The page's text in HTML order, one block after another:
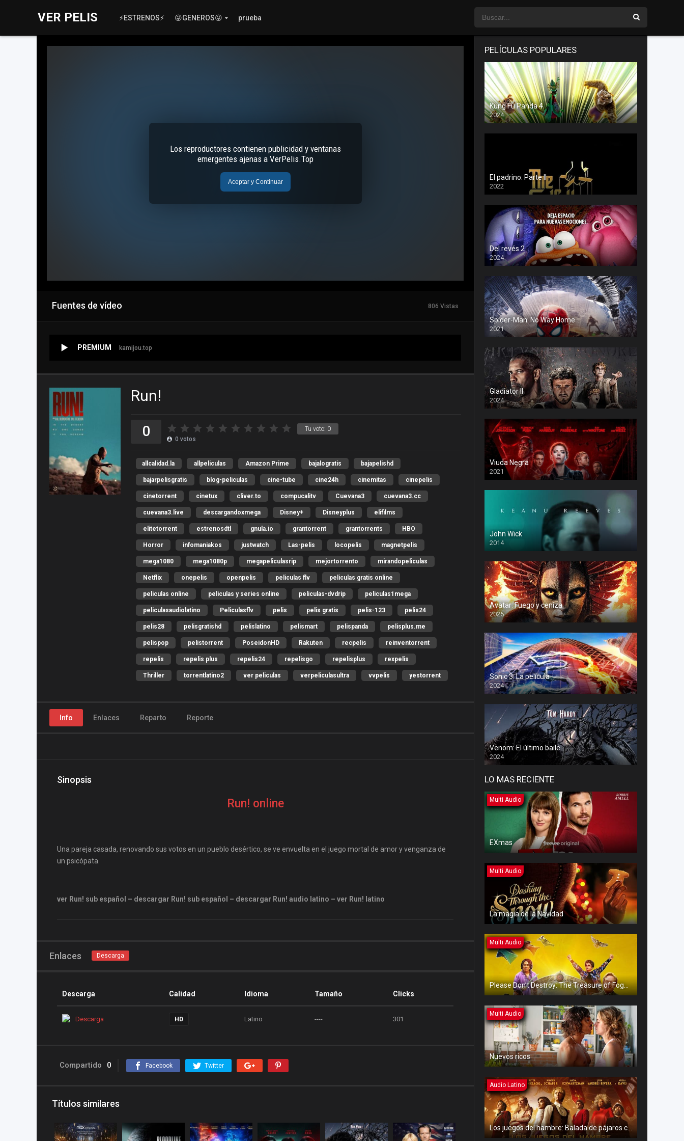
VER PELIS ⚡ESTRENOS⚡ 😜GENEROS😜 prueba
Fuentes de vídeo 806 Vistas
PREMIUM kamijou.top
Run!
Tu voto: 0
0 0 votos
allcalidad.la allpeliculas Amazon Prime bajalogratis bajapelishd
bajarpelisgratis blog-peliculas cine-tube cine24h cinemitas cinepelis
cinetorrent cinetux cliver.to compucalitv Cuevana3 cuevana3.cc
cuevana3.live descargandoxmega Disney+ Disneyplus elifilms
elitetorrent estrenosdtl gnula.io grantorrent grantorrents HBO
Horror infomaniakos justwatch Las-pelis locopelis magnetpelis
mega1080 mega1080p megapeliculasrip mejortorrento mirandopeliculas
Netflix onepelis openpelis peliculas flv peliculas gratis online
peliculas online peliculas y series online peliculas-dvdrip peliculas1mega
peliculasaudiolatino Peliculasflv pelis pelis gratis pelis-123 pelis24
pelis28 pelisgratishd pelislatino pelismart pelispanda pelisplus.me
pelispop pelistorrent PoseidonHD Rakuten recpelis reinventorrent
repelis repelis plus repelis24 repelisgo repelisplus rexpelis
Thriller torrentlatino2 ver peliculas verpeliculasultra vvpelis yestorrent
Info Enlaces Reparto Reporte
Sinopsis
Run! online
Una pareja casada, renovando sus votos en un pueblo desértico, se ve envuelta en el juego mortal de amor y venganza de
un psicópata.
ver Run! sub español – descargar Run! sub español – descargar Run! audio latino – ver Run! latino
Enlaces Descarga
Descarga Calidad Idioma Tamaño Clicks
Descarga HD Latino ---- 301
Compartido 0 Facebook Twitter
Títulos similares
PELÍCULAS POPULARES
Kung Fu Panda 4
2024
El padrino: Parte II
2022
Del revés 2
2024
Spider-Man: No Way Home
2021
Gladiator II
2024
Viuda Negra
2021
John Wick
2014
Avatar: Fuego y ceniza
2025
Sonic 3: La película
2024
Venom: El último baile
2024
LO MAS RECIENTE
Multi Audio
EXmas
Multi Audio
La magia de la Navidad
Multi Audio
Please Don’t Destroy: The Treasure of Foggy Mountain
Multi Audio
Nuevos ricos
Audio Latino
Los juegos del hambre: Balada de pájaros cantores y serpientes